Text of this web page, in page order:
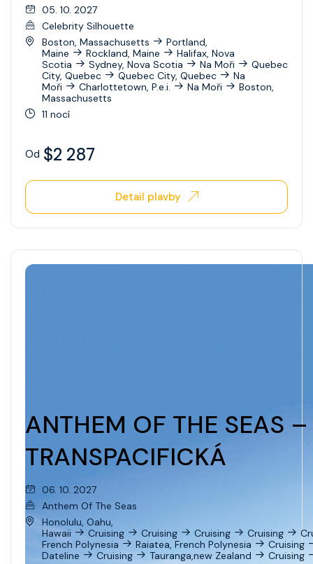
Celebrity Xperience
Celebrity Xploration
05. 10. 2027
Celebrity Silhouette
Boston, Massachusetts
Portland,
Maine
Rockland, Maine
Halifax, Nova
Scotia
Sydney, Nova Scotia Na Moři
Quebec
City, Quebec
Quebec City, Quebec
Na
Moři
Charlottetown, P.e.i. Na Moři
Boston,
Massachusetts
11 nocí
Od $2 287
Detail plavby
ANTHEM OF THE SEAS
TRANSPACIFICKÁ
06. 10. 2027
Anthem Of The Seas
Honolulu, Oahu,
Hawaii
Cruising Cruising Cruising Cruising
French Polynesia
Raiatea, French Polynesia
Cruising
Dateline
Cruising Tauranga,new Zealand
Cruising